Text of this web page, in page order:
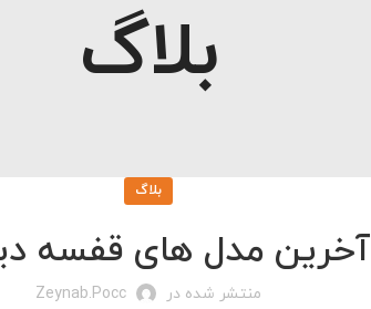
بلاگ
بلاگ
آخرین مدل‌ های قفسه
منتشر شده در Zeynab.pocc